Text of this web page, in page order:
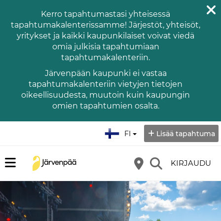
Kerro tapahtumastasi yhteisessä
tapahtumakalenterissamme! Järjestöt, yhteisöt,
yritykset ja kaikki kaupunkilaiset voivat viedä
omia julkisia tapahtumiaan
tapahtumakalenteriin.
Järvenpään kaupunki ei vastaa
tapahtumakalenteriin vietyjen tietojen
oikeellisuudesta, muutoin kuin kaupungin
omien tapahtumien osalta.
FI Lisää tapahtuma
KIRJAUDU